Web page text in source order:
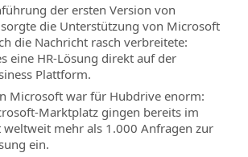
der ersten Version von
die Unterstützung von Microsoft
die Nachricht rasch verbreitete:
eine HR‑Lösung direkt auf der
Plattform.
Microsoft war für Hubdrive enorm:
gingen bereits im
weltweit mehr als 1.000 Anfragen zur
ein.